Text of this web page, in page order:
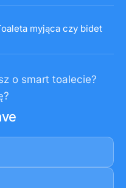
myjąca czy bidet
o smart toalecie?